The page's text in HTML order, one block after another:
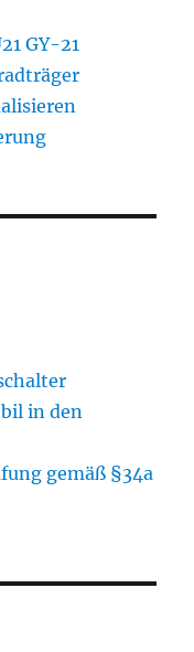
GY-21
in den
gemäß §34a